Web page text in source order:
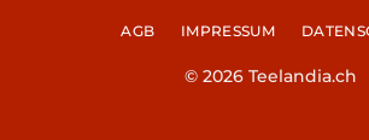
AGB IMPRESSUM
© 2026 Teelandia.ch